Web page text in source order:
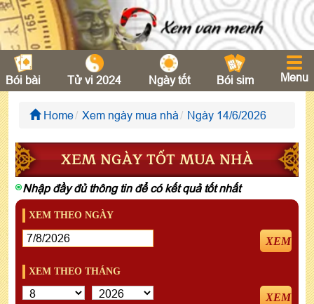
Bói bài Tử vi 2024 Ngày tốt Bói sim Menu
Home Xem ngày mua nhà Ngày 14/6/2026
XEM NGÀY TỐT MUA NHÀ
Nhập đầy đủ thông tin để có kết quả tốt nhất
XEM THEO NGÀY
XEM
XEM THEO THÁNG
XEM